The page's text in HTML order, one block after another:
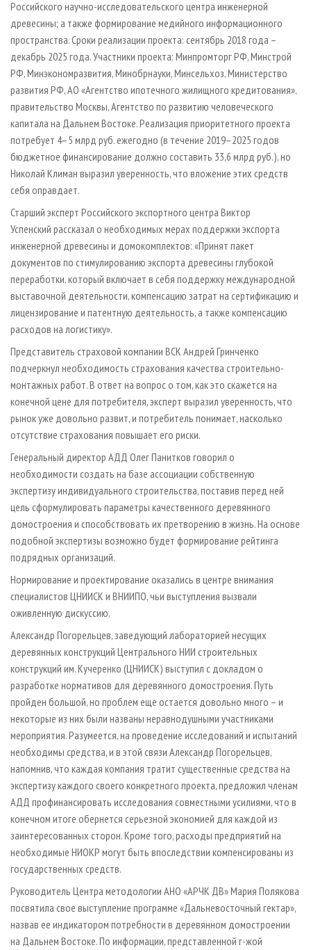
Российского научно-исследовательского центра инженерной
древесины; а также формирование медийного информационного
пространства. Сроки реализации проекта: сентябрь 2018 года –
декабрь 2025 года. Участники проекта: Минпромторг РФ, Минстрой
РФ, Минэкономразвития, Минобрнауки, Минсельхоз, Министерство
развития РФ, АО «Агентство ипотечного жилищного кредитования»,
правительство Москвы, Агентство по развитию человеческого
капитала на Дальнем Востоке. Реализация приоритетного проекта
потребует 4–5 млрд руб. ежегодно (в течение 2019–2025 годов
бюджетное финансирование должно составить 33,6 млрд руб.), но
Николай Климан выразил уверенность, что вложение этих средств
себя оправдает.
Старший эксперт Российского экспортного центра Виктор
Успенский рассказал о необходимых мерах поддержки экспорта
инженерной древесины и домокомплектов: «Принят пакет
документов по стимулированию экспорта древесины глубокой
переработки, который включает в себя поддержку международной
выставочной деятельности, компенсацию затрат на сертификацию и
лицензирование и патентную деятельность, а также компенсацию
расходов на логистику».
Представитель страховой компании ВСК Андрей Гринченко
подчеркнул необходимость страхования качества строительно-
монтажных работ. В ответ на вопрос о том, как это скажется на
конечной цене для потребителя, эксперт выразил уверенность, что
рынок уже довольно развит, и потребитель понимает, насколько
отсутствие страхования повышает его риски.
Генеральный директор АДД Олег Панитков говорил о
необходимости создать на базе ассоциации собственную
экспертизу индивидуального строительства, поставив перед ней
цель сформулировать параметры качественного деревянного
домостроения и способствовать их претворению в жизнь. На основе
подобной экспертизы возможно будет формирование рейтинга
подрядных организаций.
Нормирование и проектирование оказались в центре внимания
специалистов ЦНИИСК и ВНИИПО, чьи выступления вызвали
оживленную дискуссию.
Александр Погорельцев, заведующий лабораторией несущих
деревянных конструкций Центрального НИИ строительных
конструкций им. Кучеренко (ЦНИИСК) выступил с докладом о
разработке нормативов для деревянного домостроения. Путь
пройден большой, но проблем еще остается довольно много – и
некоторые из них были названы неравнодушными участниками
мероприятия. Разумеется, на проведение исследований и испытаний
необходимы средства, и в этой связи Александр Погорельцев,
напомнив, что каждая компания тратит существенные средства на
экспертизу каждого своего конкретного проекта, предложил членам
АДД профинансировать исследования совместными усилиями, что в
конечном итоге обернется серьезной экономией для каждой из
заинтересованных сторон. Кроме того, расходы предприятий на
необходимые НИОКР могут быть впоследствии компенсированы из
государственных средств.
Руководитель Центра методологии АНО «АРЧК ДВ» Мария Полякова
посвятила свое выступление программе «Дальневосточный гектар»,
назвав ее индикатором потребности в деревянном домостроении
на Дальнем Востоке. По информации, представленной г-жой